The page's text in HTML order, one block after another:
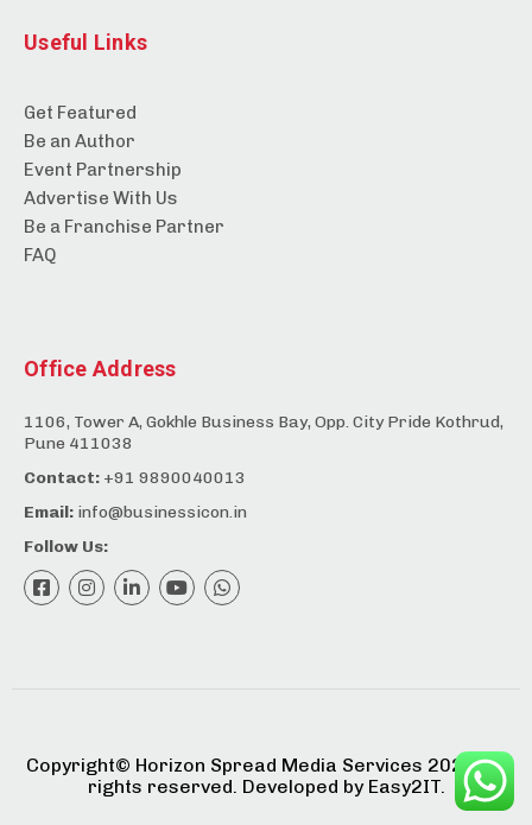
Useful Links
Get Featured
Be an Author
Event Partnership
Advertise With Us
Be a Franchise Partner
FAQ
Office Address
1106, Tower A, Gokhle Business Bay, Opp. City Pride Kothrud,
Pune 411038
Contact: +91 9890040013
Email: info@businessicon.in
Follow Us:
Copyright©️ Horizon Spread Media Services 2025. All
rights reserved. Developed by Easy2IT.